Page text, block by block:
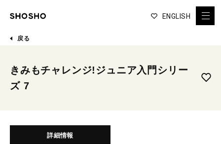
ENGLISH
戻る
きみもチャレンジ!ジュニア入門シリー
ズ 7
詳細情報